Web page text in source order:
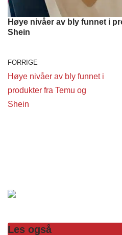
Høye nivåer av bly funnet i
Shein
FORRIGE
Høye nivåer av bly funnet i
produkter fra Temu og
Shein
Les også